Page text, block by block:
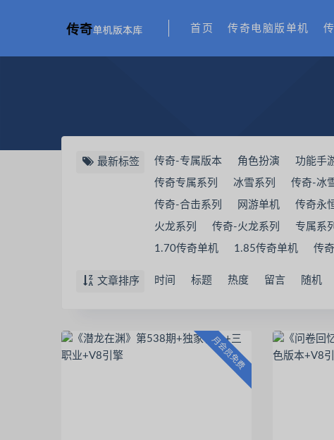
首页 传奇电脑版单机
最新标签 传奇-专属版本 角色扮演 功能手
传奇专属系列 冰雪系列 传奇-冰
传奇-合击系列 网游单机 传奇永
火龙系列 传奇-火龙系列 专属系列
1.70传奇单机 1.85传奇单机 传
文章排序 时间 标题 热度 留言 随机
月会员免费